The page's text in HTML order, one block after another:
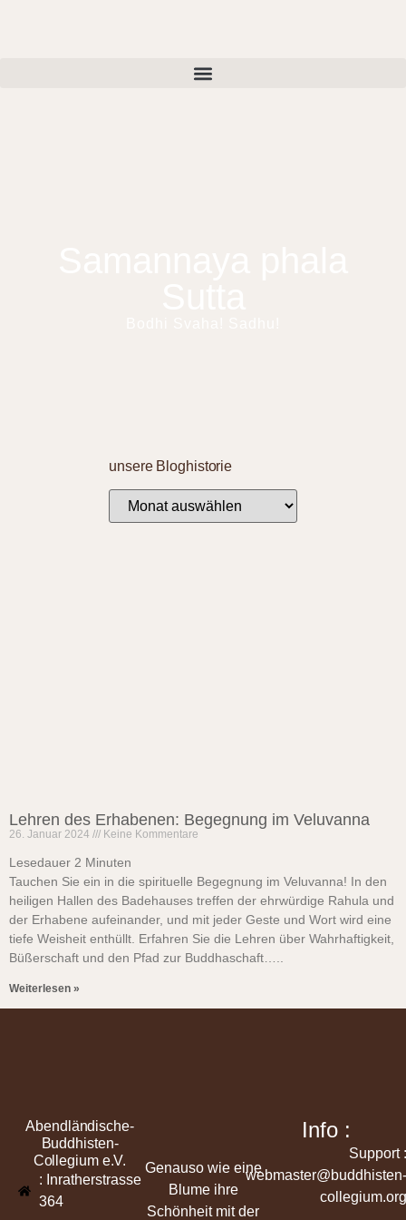
unsere Bloghistorie
Lehren des Erhabenen: Begegnung im Veluvanna
26. Januar 2024 Keine Kommentare
Lesedauer 2 Minuten
Tauchen Sie ein in die spirituelle Begegnung im Veluvanna! In den
heiligen Hallen des Badehauses treffen der ehrwürdige Rahula und
der Erhabene aufeinander, und mit jeder Geste und Wort wird eine
tiefe Weisheit enthüllt. Erfahren Sie die Lehren über Wahrhaftigkeit,
Büßerschaft und den Pfad zur Buddhaschaft…..
Weiterlesen »
Abendländische-
Buddhisten-
Collegium e.V.
: Inratherstrasse
364
Genauso wie eine
Blume ihre
Schönheit mit der
Info :
Support :
webmaster@buddhisten-
collegium.org